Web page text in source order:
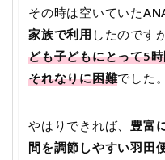
その時は空いていた
家族で利用 したのです
ども子どもにとって5
それなりに困難でした。
やはりできれば、豊富
間を調節しやすい羽田